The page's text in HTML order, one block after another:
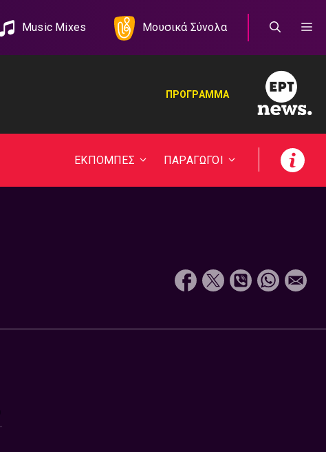
Music Mixes Μουσικά Σύνολα
ΠΡΟΓΡΑΜΜΑ
ΕΚΠΟΜΠΕΣ ΠΑΡΑΓΩΓΟΙ